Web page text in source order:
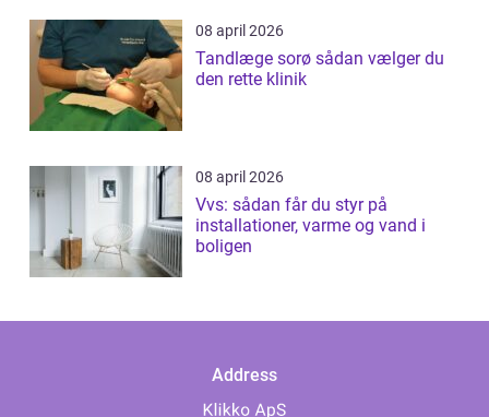
08 april 2026
Tandlæge sorø sådan vælger du
den rette klinik
08 april 2026
Vvs: sådan får du styr på
installationer, varme og vand i
boligen
Address